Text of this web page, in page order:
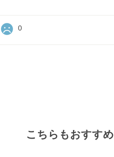
0
こちらもおすすめ